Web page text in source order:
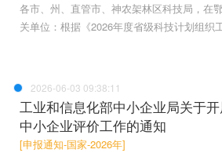
各市、州、直管市、神农架林区科技局，在
关单位：根据《2026年度省级科技计划组织
2026-06-03 09:38:11
工业和信息化部中小企业局关于
中小企业评价工作的通知
[申报通知-国家-2026年]